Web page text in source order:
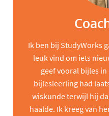
Ik ben bij StudyWorks
leuk vind om iets
geef vooral bijles
bijlesleerling had
wiskunde terwijl hij
haalde. Ik kreeg van